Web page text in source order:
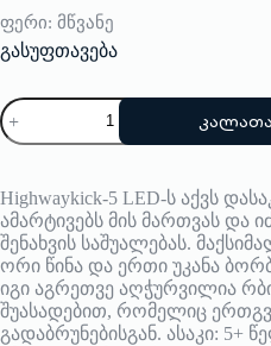
ფერი: მწვანე
გასუფთავება
რაოდენობა:
სკუტერი
Highwaykick
LED
Highwaykick-5 LED-ს აქვს
ამარტივებს მის მართვას და
შენახვის საშუალებას.
ორი წინა და ერთი უკანა
იგი აგრეთვე აღჭურვილია
შუასადებით, რომელიც
გადაბრუნებისგან. ასაკი: 5+